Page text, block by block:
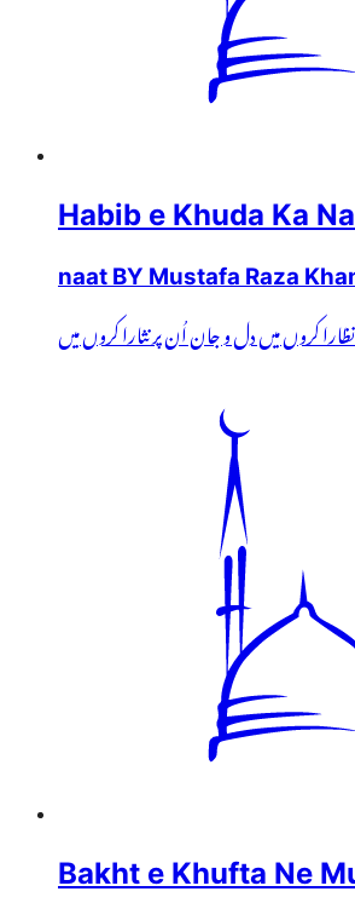
Habib e Khuda Ka
naat BY Mustafa Raza
کروں میں دل و جان اُن پر نثارا کروں میں
Bakht e Khufta Ne